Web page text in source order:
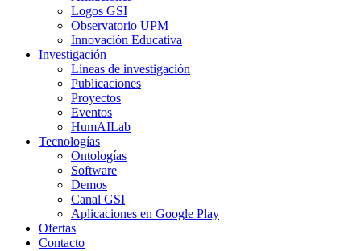
Logos GSI
Observatorio UPM
Innovación Educativa
Investigación
Líneas de investigación
Publicaciones
Proyectos
Eventos
HumAILab
Tecnologías
Ontologías
Software
Demos
Canal GSI
Aplicaciones en Google Play
Ofertas
Contacto